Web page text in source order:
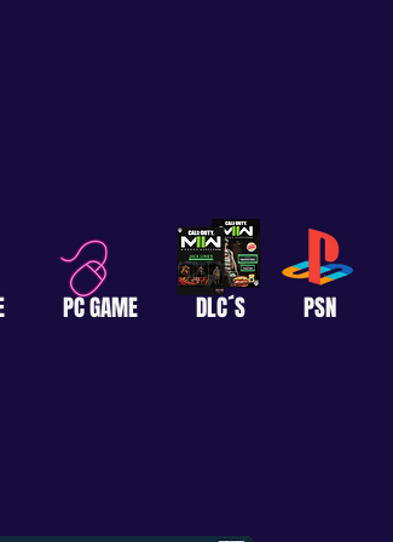
PC GAME DLC´S PSN